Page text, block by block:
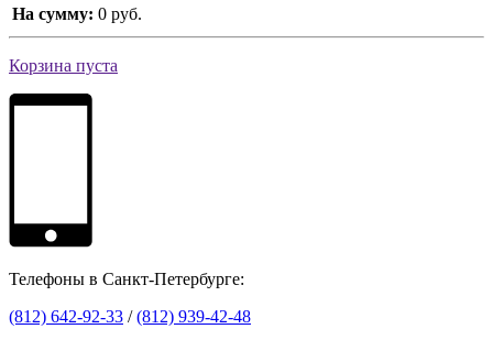
На сумму: 0 руб.
Корзина пуста
Телефоны в Санкт-Петербурге:
(812) 642-92-33 /(812) 939-42-48